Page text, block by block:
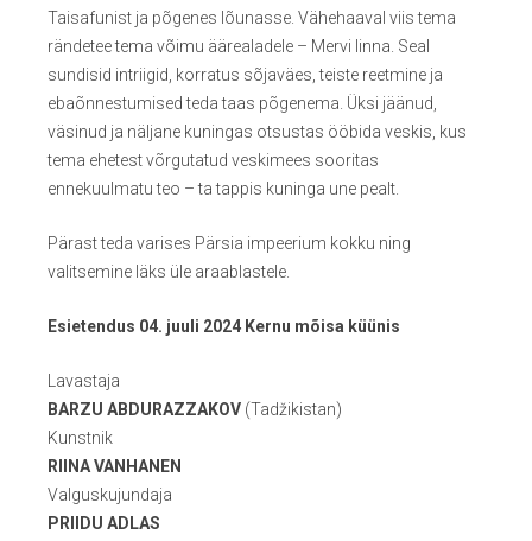
Taisafunist ja põgenes lõunasse. Vähehaaval viis tema
rändetee tema võimu äärealadele – Mervi linna. Seal
sundisid intriigid, korratus sõjaväes, teiste reetmine ja
ebaõnnestumised teda taas põgenema. Üksi jäänud,
väsinud ja näljane kuningas otsustas ööbida veskis, kus
tema ehetest võrgutatud veskimees sooritas
ennekuulmatu teo – ta tappis kuninga une pealt.
Pärast teda varises Pärsia impeerium kokku ning
valitsemine läks üle araablastele.
Esietendus 04. juuli 2024 Kernu mõisa küünis
Lavastaja
BARZU ABDURAZZAKOV(Tadžikistan)
Kunstnik
RIINA VANHANEN
Valguskujundaja
PRIIDU ADLAS